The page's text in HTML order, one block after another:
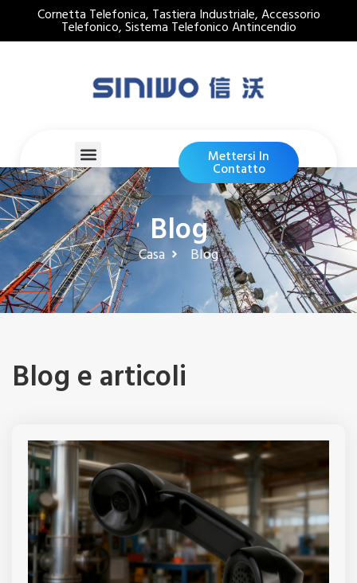
Cornetta Telefonica, Tastiera Industriale, Accessorio
Telefonico, Sistema Telefonico Antincendio
Mettersi In
Contatto
Blog
Casa Blog
Blog e articoli